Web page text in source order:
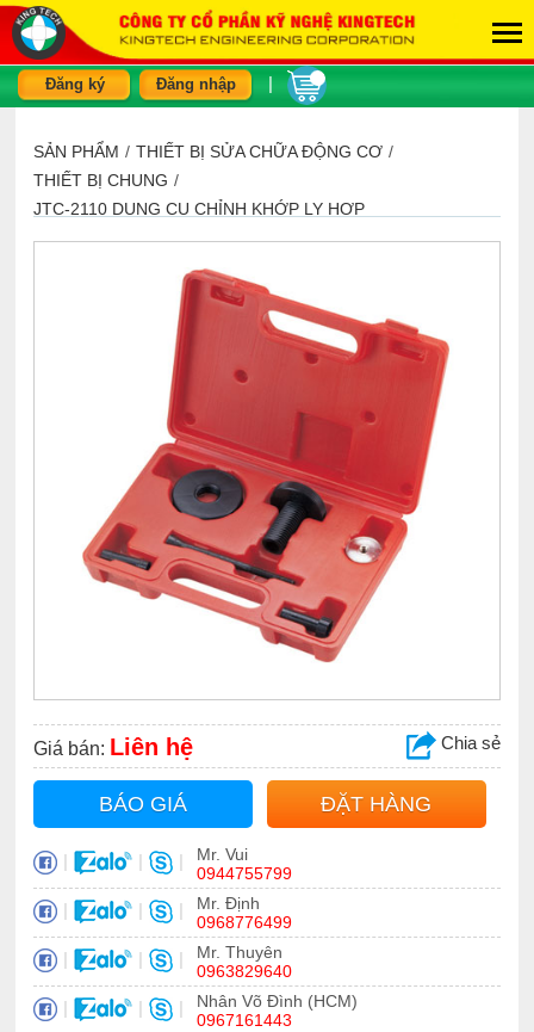
Đăng ký Đăng nhập
SẢN PHẨM / THIẾT BỊ SỬA CHỮA ĐỘNG CƠ /
THIẾT BỊ CHUNG /
JTC-2110 DỤNG CỤ CHỈNH KHỚP LY HỢP
Giá bán: Liên hệ Chia sẻ
BÁO GIÁ ĐẶT HÀNG
| | |
Mr. Vui
0944755799
| | |
Mr. Định
0968776499
| | |
Mr. Thuyên
0963829640
| | |
Nhân Võ Đình (HCM)
0967161443